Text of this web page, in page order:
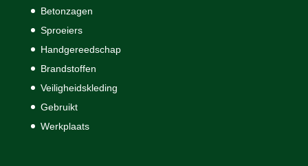
Betonzagen
Sproeiers
Handgereedschap
Brandstoffen
Veiligheidskleding
Gebruikt
Werkplaats